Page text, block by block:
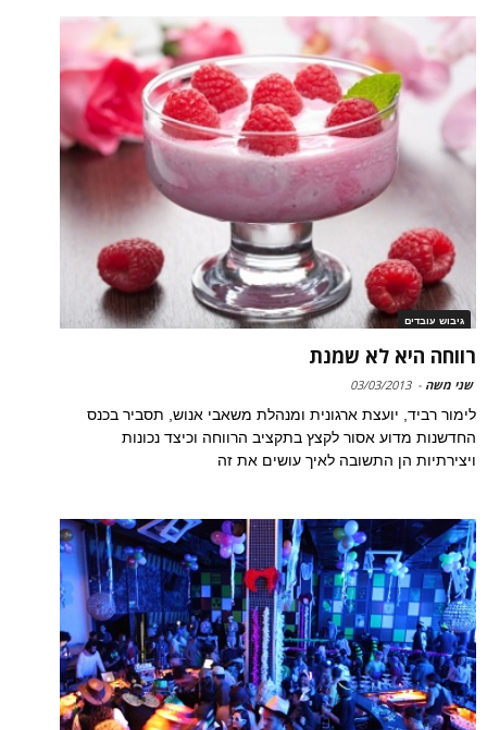
גיבוש עובדים
רווחה היא לא שמנת
שני משה -
03/03/2013
לימור רביד, יועצת ארגונית ומנהלת משאבי אנוש, תסביר בכנס
החדשנות מדוע אסור לקצץ בתקציב הרווחה וכיצד נכונות
ויצירתיות הן התשובה לאיך עושים את זה